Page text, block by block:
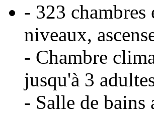
- 323 chambres
niveaux,
- Chambre
jusqu'à 3
- Salle de bains